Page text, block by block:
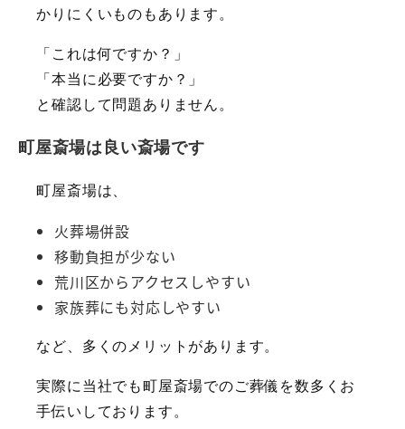
かりにくいものもあります。
「これは何ですか？」
「本当に必要ですか？」
と確認して問題ありません。
町屋斎場は良い斎場です
町屋斎場は、
火葬場併設
移動負担が少ない
荒川区からアクセスしやすい
家族葬にも対応しやすい
など、多くのメリットがあります。
実際に当社でも町屋斎場でのご葬儀を数多くお
手伝いしております。